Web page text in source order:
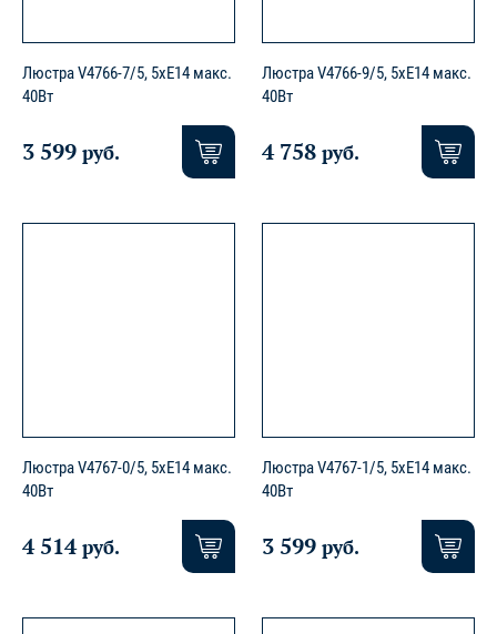
Люстра V4766-7/5, 5xE14 макс.
40Вт
3 599 руб.
Люстра V4766-9/5, 5xE14 макс.
40Вт
4 758 руб.
Люстра V4767-0/5, 5xE14 макс.
40Вт
4 514руб.
Люстра V4767-1/5, 5xE14 макс.
40Вт
3 599 руб.